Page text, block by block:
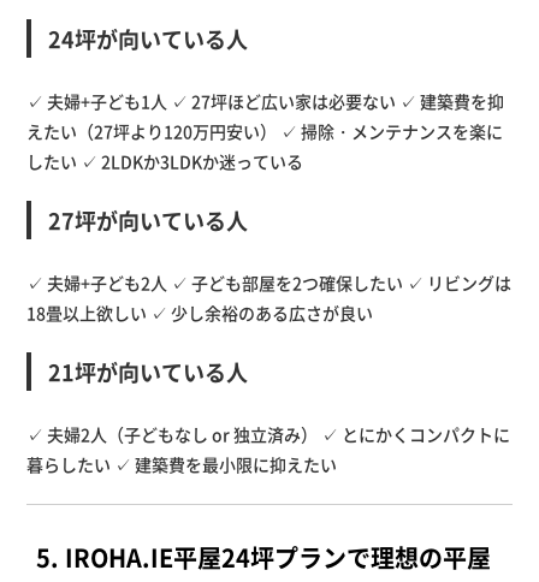
24坪が向いている人
✓ 夫婦+子ども1人 ✓ 27坪ほど広い家は必要ない ✓ 建築費を抑
えたい（27坪より120万円安い） ✓ 掃除・メンテナンスを楽に
したい ✓ 2LDKか3LDKか迷っている
27坪が向いている人
✓ 夫婦+子ども2人 ✓ 子ども部屋を2つ確保したい ✓ リビングは
18畳以上欲しい ✓ 少し余裕のある広さが良い
21坪が向いている人
✓ 夫婦2人（子どもなし or 独立済み） ✓ とにかくコンパクトに
暮らしたい ✓ 建築費を最小限に抑えたい
5. IROHA.IE平屋24坪プランで理想の平屋